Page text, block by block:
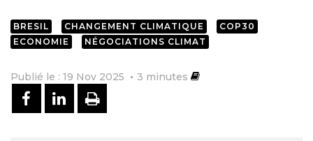
BRESIL CHANGEMENT CLIMATIQUE
COP30
ECONOMIE
NÉGOCIATIONS CLIMAT
Publié le : 19 Nov 2025 3 minutes
PARTAGER SUR FACEBOOK
PARTAGER SUR LINKEDIN
IMPRIMER